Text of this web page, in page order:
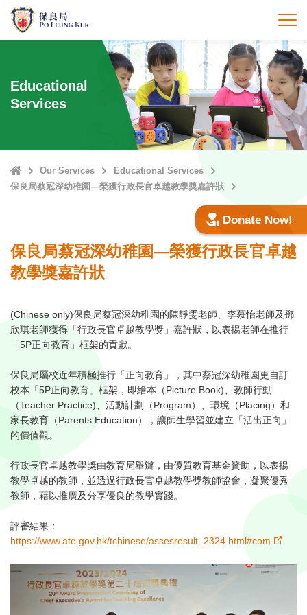
Skip
main
打
Educational
Services
HomeOur Services
Educational Services
保良局蔡冠深幼稚園—榮獲行政長官卓越教學獎嘉許狀
Donate Now!
保良局蔡冠深幼稚園—榮獲行政長官卓越
教學獎嘉許狀
(Chinese only)保良局蔡冠深幼稚園的陳靜雯老師、李慕怡老師及鄧
欣琪老師獲得「行政長官卓越教學獎」嘉許狀，以表揚老師在推行
「5P正向教育」框架的貢獻。⁣
保良局屬校近年積極推行「正向教育」，其中蔡冠深幼稚園更自訂
校本「5P正向教育」框架，即繪本（Picture Book)、教師行動
（Teacher Practice)、活動計劃（Program）、環境（Placing）和
家長教育（Parents Education），讓師生學習並建立「活出正向」
的價值觀。⁣
行政長官卓越教學獎由教育局舉辦，由優質教育基金贊助，以表揚
教學卓越的教師，並透過行政長官卓越教學獎教師協會，凝聚優秀
教師，藉以推廣及分享優良的教學實踐。⁣
評審結果：
https://www.ate.gov.hk/tchinese/assesresult_2324.html#com